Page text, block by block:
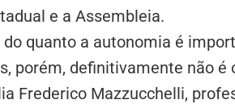
e a Assembleia.
quanto a autonomia é
porém, definitivamente não é
Frederico Mazzucchelli,